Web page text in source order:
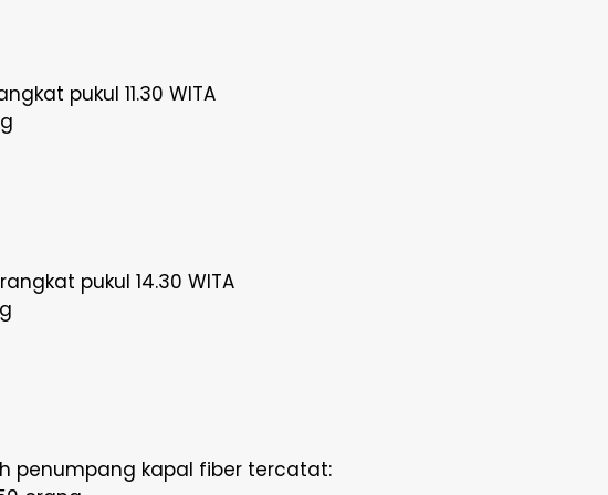
pukul 11.30 WITA
pukul 14.30 WITA
penumpang kapal fiber tercatat: